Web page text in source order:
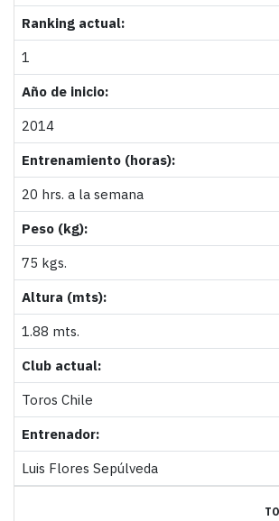
Ranking actual:
1
Año de inicio:
2014
Entrenamiento (horas):
20 hrs. a la semana
Peso (kg):
75 kgs.
Altura (mts):
1.88 mts.
Club actual:
Toros Chile
Entrenador:
Luis Flores Sepúlveda